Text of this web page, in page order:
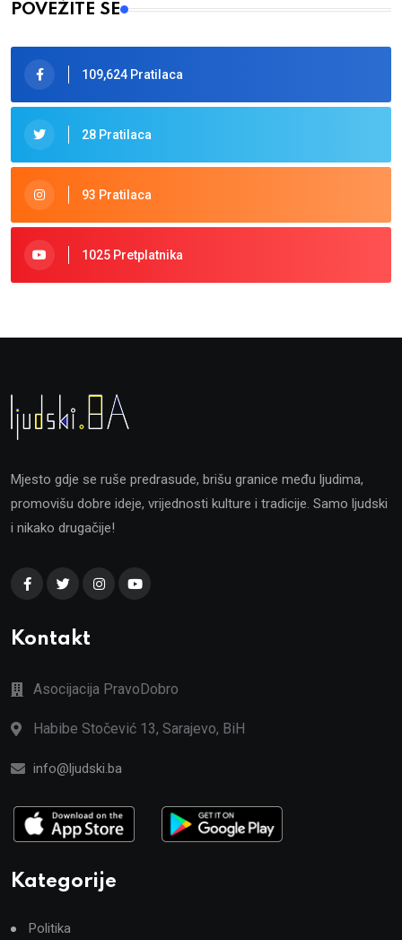
POVEŽITE SE
109,624 Pratilaca
28 Pratilaca
93 Pratilaca
1025 Pretplatnika
Mjesto gdje se ruše predrasude, brišu granice među ljudima,
promovišu dobre ideje, vrijednosti kulture i tradicije. Samo ljudski
i nikako drugačije!
Kontakt
Asocijacija PravoDobro
Habibe Stočević 13, Sarajevo, BiH
info@ljudski.ba
Kategorije
Politika